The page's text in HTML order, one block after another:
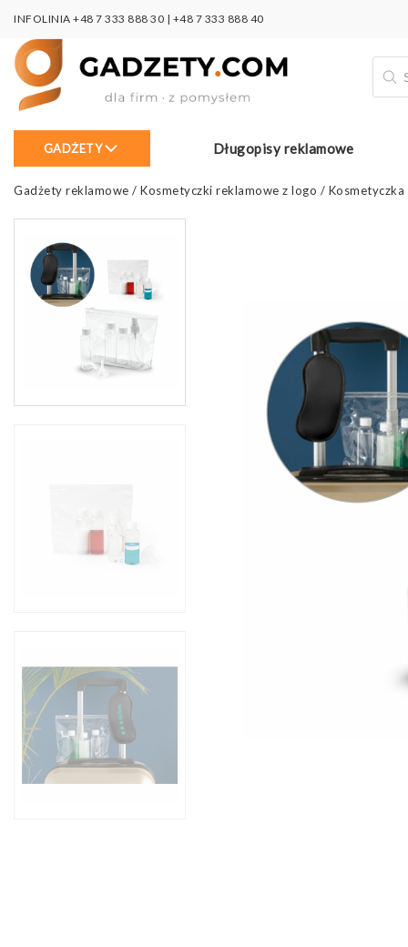
INFOLINIA +48 7 333 888 30 | +48 7 333 888 40
GADŻETY Długopisy reklamowe
Gadżety reklamowe / Kosmetyczki reklamowe z logo /